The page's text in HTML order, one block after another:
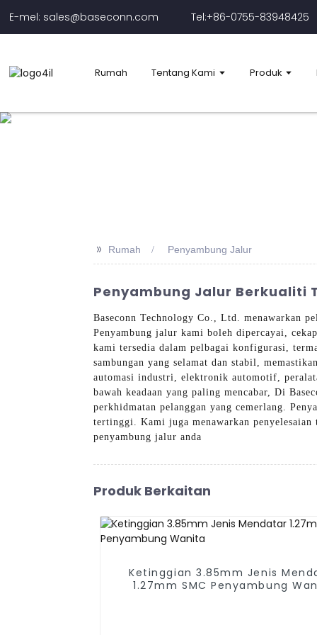
E-mel: sales@baseconn.com Tel:+86-0755-83948425
Rumah Tentang Kami Produk
>> Rumah Penyambung Jalur
Penyambung Jalur Berkualiti
Baseconn Technology Co., Ltd. menawarkan
Penyambung jalur kami boleh dipercayai,
kami tersedia dalam pelbagai konfigurasi,
sambungan yang selamat dan stabil,
automasi industri, elektronik automotif,
bawah keadaan yang paling mencabar, Di
perkhidmatan pelanggan yang cemerlang.
tertinggi. Kami juga menawarkan
penyambung jalur anda
Produk Berkaitan
Ketinggian 3.85mm Jenis
1.27mm SMC Penyambung